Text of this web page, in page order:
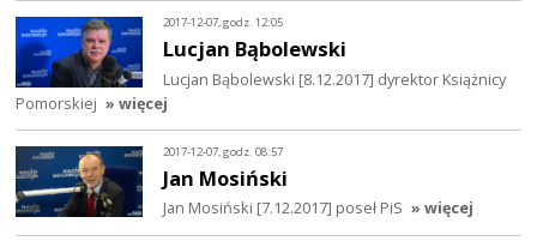
2017-12-07, godz. 12:05
Lucjan Bąbolewski
Lucjan Bąbolewski [8.12.2017] dyrektor Książnicy
Pomorskiej » więcej
2017-12-07, godz. 08:57
Jan Mosiński
Jan Mosiński [7.12.2017] poseł PiS » więcej